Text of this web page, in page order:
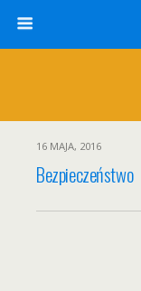
16 MAJA, 2016
Bezpieczeństwo